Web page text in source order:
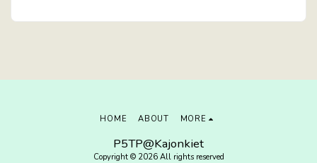
P5TP@Kajonkiet
Copyright © 2026 All rights reserved
HOME ABOUT MORE